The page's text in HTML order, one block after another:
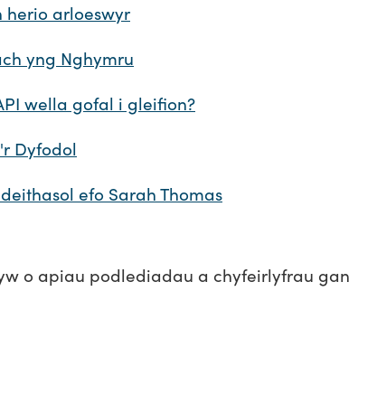
herio arloeswyr
yng Nghymru
wella gofal i gleifion?
Dyfodol
efo Sarah Thomas
o apiau podlediadau a chyfeirlyfrau gan